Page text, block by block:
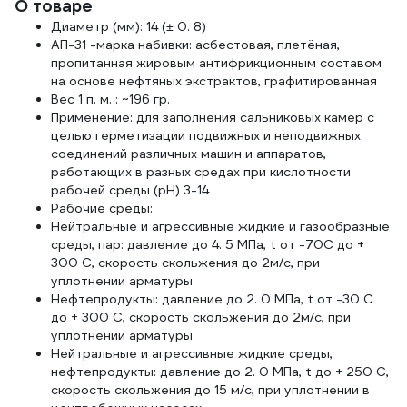
О товаре
Диаметр (мм): 14 (± 0. 8)
АП-31 -марка набивки: асбестовая, плетёная,
пропитанная жировым антифрикционным составом
на основе нефтяных экстрактов, графитированная
Вес 1 п. м. : ~196 гр.
Применение: для заполнения сальниковых камер с
целью герметизации подвижных и неподвижных
соединений различных машин и аппаратов,
работающих в разных средах при кислотности
рабочей среды (pH) 3-14
Рабочие среды:
Нейтральные и агрессивные жидкие и газообразные
среды, пар: давление до 4. 5 МПа, t от -70С до +
300 С, скорость скольжения до 2м/с, при
уплотнении арматуры
Нефтепродукты: давление до 2. 0 МПа, t от -30 С
до + 300 С, скорость скольжения до 2м/с, при
уплотнении арматуры
Нейтральные и агрессивные жидкие среды,
нефтепродукты: давление до 2. 0 МПа, t до + 250 С,
скорость скольжения до 15 м/с, при уплотнении в